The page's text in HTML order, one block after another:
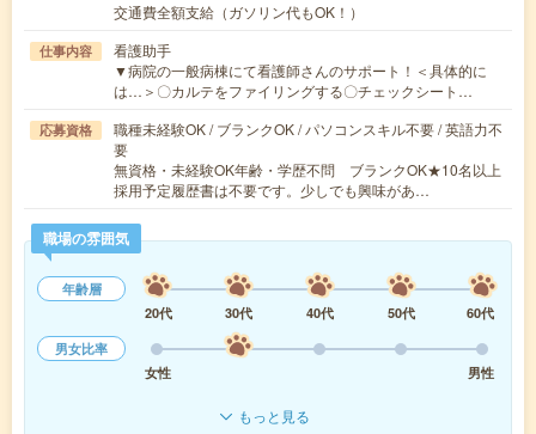
交通費全額支給（ガソリン代もOK！）
仕事内容
看護助手
▼病院の一般病棟にて看護師さんのサポート！＜具体的に
は…＞〇カルテをファイリングする〇チェックシート…
応募資格
職種未経験OK / ブランクOK / パソコンスキル不要 / 英語力不
要
無資格・未経験OK年齢・学歴不問 ブランクOK★10名以上
採用予定履歴書は不要です。少しでも興味があ…
職場の雰囲気
年齢層
20代
30代 40代 50代
60代
男女比率
女性
男性
もっと見る